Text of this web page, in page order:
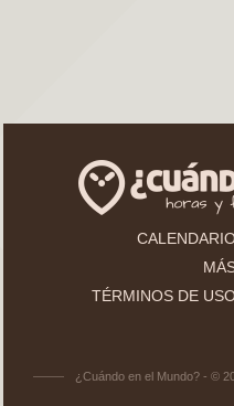
TÉRMINOS DE
¿Cuándo en el Mundo? - ©